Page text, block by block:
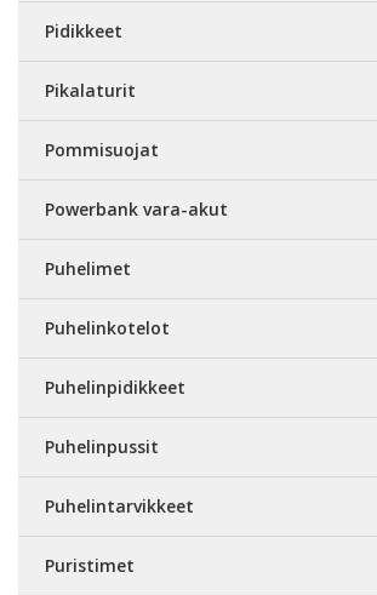
Pidikkeet
Pikalaturit
Pommisuojat
Powerbank vara-akut
Puhelimet
Puhelinkotelot
Puhelinpidikkeet
Puhelinpussit
Puhelintarvikkeet
Puristimet